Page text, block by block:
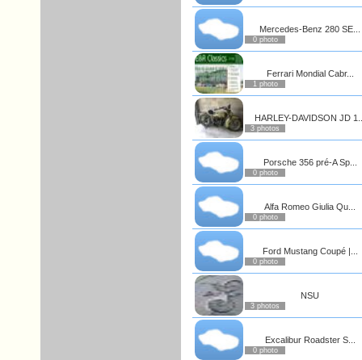
Mercedes-Benz 280 SE...
0 photo
Ferrari Mondial Cabr...
1 photo
HARLEY-DAVIDSON JD
3 photos
Porsche 356 pré-A Sp...
0 photo
Alfa Romeo Giulia Qu...
0 photo
Ford Mustang Coupé |...
0 photo
NSU
3 photos
Excalibur Roadster S...
0 photo